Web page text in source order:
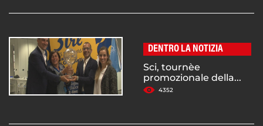
DENTRO LA NOTIZIA
Sci, tournèe
promozionale della...
4352